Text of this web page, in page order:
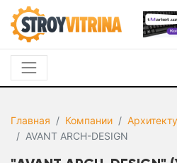
Главная Компании
AVANT ARCH-DESIGN